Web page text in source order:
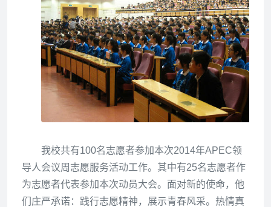
我校共有100名志愿者参加本次2014年APEC领
导人会议周志愿服务活动工作。其中有25名志愿者作
为志愿者代表参加本次动员大会。面对新的使命，他
们庄严承诺：践行志愿精神，展示青春风采。热情真